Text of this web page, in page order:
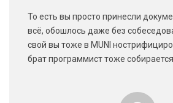
То есть вы просто принесли
всё, обошлось даже без
свой вы тоже в MUNI
брат программист тоже